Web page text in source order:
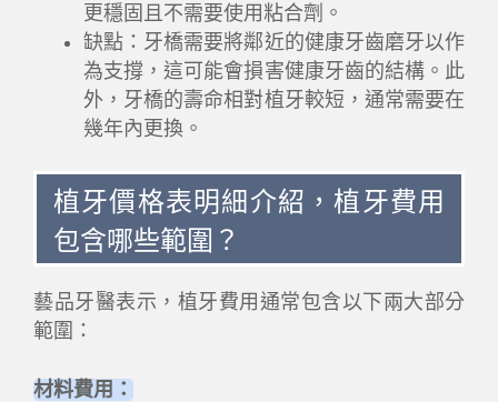
更穩固且不需要使用粘合劑。
缺點：牙橋需要將鄰近的健康牙齒磨牙以作
為支撐，這可能會損害健康牙齒的結構。此
外，牙橋的壽命相對植牙較短，通常需要在
幾年內更換。
植牙價格表明細介紹，植牙費用
包含哪些範圍？
藝品牙醫表示，植牙費用通常包含以下兩大部分
範圍：
材料費用：